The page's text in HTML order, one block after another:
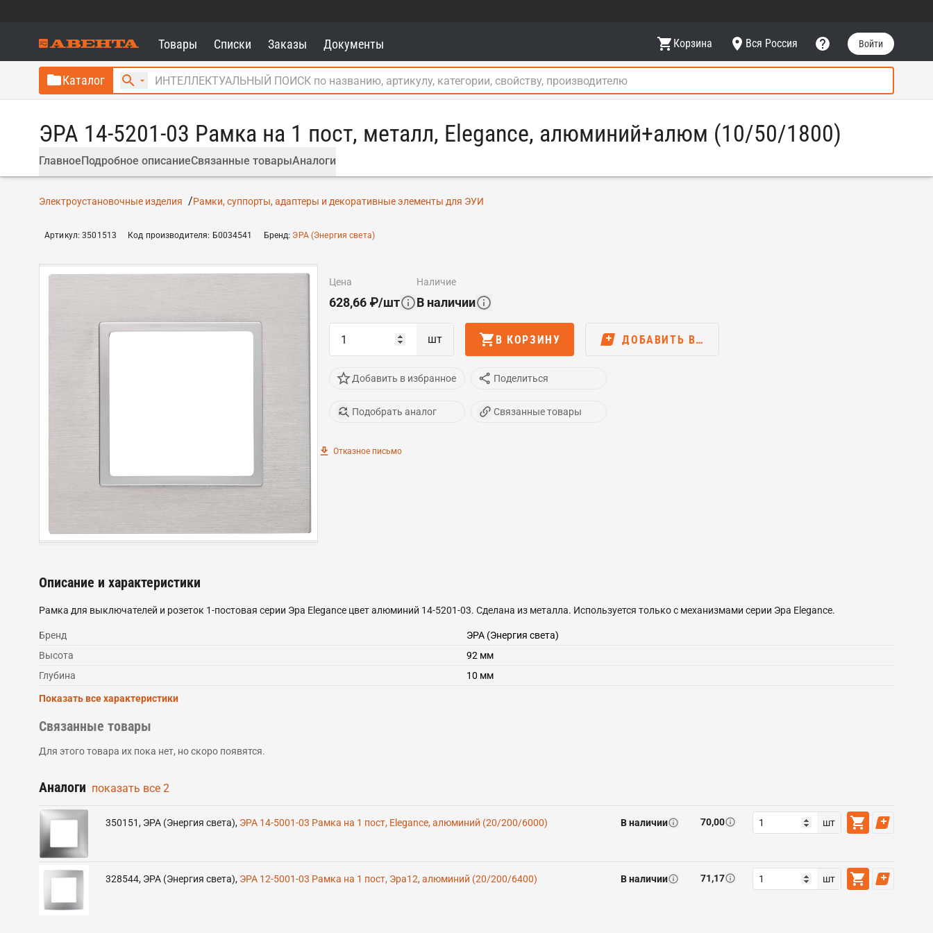
Товары Списки Заказы Документы Корзина Вся Россия Войти
Каталог
ЭРА 14-5201-03 Рамка на 1 пост, металл, Elegance, алюминий+алюм (10/50/1800)
ГлавноеПодробное описаниеСвязанные товарыАналоги
Электроустановочные изделия Рамки, суппорты, адаптеры и декоративные элементы для ЭУИ
Артикул:3501513 Код производителя: Б0034541 Бренд: ЭРА (Энергия света)
цена
628,66 ₽/шт
наличие
В наличии
шт В КОРЗИНУ ДОБАВИТЬ В…
Добавить в избранное Поделиться
Подобрать аналог Связанные товары
Отказное письмо
Описание и характеристики
Рамка для выключателей и розеток 1-постовая серии Эра Elegance цвет алюминий 14-5201-03. Сделана из металла. Используется только с механизмами серии Эра Elegance.
Бренд
ЭРА (Энергия света)
Высота
92 мм
Глубина
10 мм
Показать все характеристики
Связанные товары
Для этого товара их пока нет, но скоро появятся.
Аналоги показать все 2
350151, ЭРА (Энергия света), ЭРА 14-5001-03 Рамка на 1 пост, Elegance, алюминий (20/200/6000) В наличии 70,00 шт
328544, ЭРА (Энергия света), ЭРА 12-5001-03 Рамка на 1 пост, Эра12, алюминий (20/200/6400) В наличии 71,17 шт